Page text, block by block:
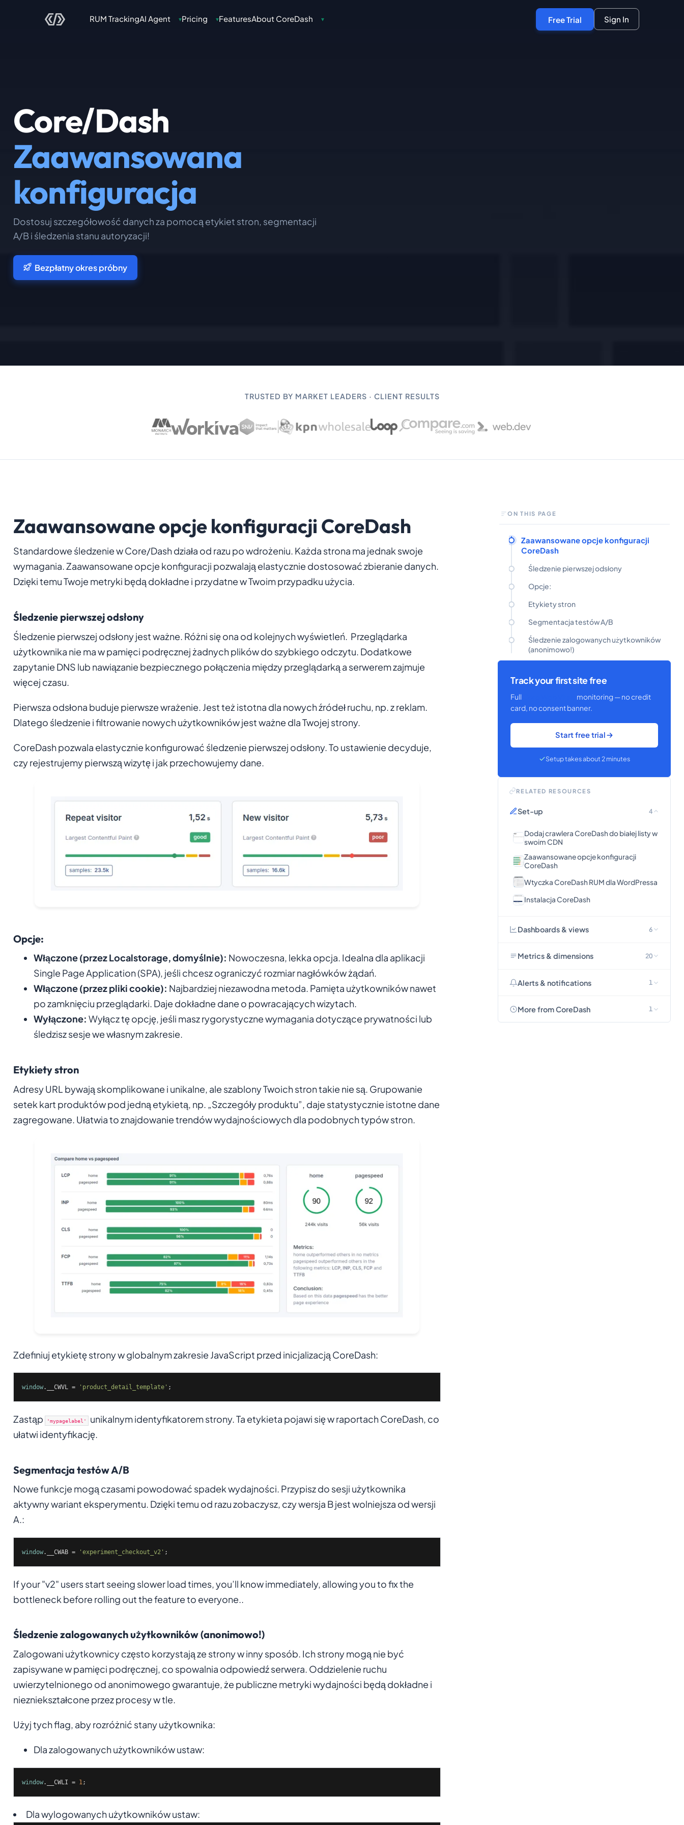
RUM TrackingAI Agent ▾Pricing ▾FeaturesAbout CoreDash ▾ Free Trial Sign In
Core/Dash
Zaawansowana
konfiguracja
Dostosuj szczegółowość danych za pomocą etykiet stron, segmentacji
A/B i śledzenia stanu autoryzacji!
Bezpłatny okres próbny
TRUSTED BY MARKET LEADERS · CLIENT RESULTS
Zaawansowane opcje konfiguracji CoreDash
Standardowe śledzenie w Core/Dash działa od razu po wdrożeniu. Każda strona ma jednak swoje
wymagania. Zaawansowane opcje konfiguracji pozwalają elastycznie dostosować zbieranie danych.
Dzięki temu Twoje metryki będą dokładne i przydatne w Twoim przypadku użycia.
Śledzenie pierwszej odsłony
Śledzenie pierwszej odsłony jest ważne. Różni się ona od kolejnych wyświetleń. Przeglądarka
użytkownika nie ma w pamięci podręcznej żadnych plików do szybkiego odczytu. Dodatkowe
zapytanie DNS lub nawiązanie bezpiecznego połączenia między przeglądarką a serwerem zajmuje
więcej czasu.
Pierwsza odsłona buduje pierwsze wrażenie. Jest też istotna dla nowych źródeł ruchu, np. z reklam.
Dlatego śledzenie i filtrowanie nowych użytkowników jest ważne dla Twojej strony.
CoreDash pozwala elastycznie konfigurować śledzenie pierwszej odsłony. To ustawienie decyduje,
czy rejestrujemy pierwszą wizytę i jak przechowujemy dane.
Opcje:
Włączone (przez Localstorage, domyślnie): Nowoczesna, lekka opcja. Idealna dla aplikacji
Single Page Application (SPA), jeśli chcesz ograniczyć rozmiar nagłówków żądań.
Włączone (przez pliki cookie): Najbardziej niezawodna metoda. Pamięta użytkowników nawet
po zamknięciu przeglądarki. Daje dokładne dane o powracających wizytach.
Wyłączone: Wyłącz tę opcję, jeśli masz rygorystyczne wymagania dotyczące prywatności lub
śledzisz sesje we własnym zakresie.
Etykiety stron
Adresy URL bywają skomplikowane i unikalne, ale szablony Twoich stron takie nie są. Grupowanie
setek kart produktów pod jedną etykietą, np. „Szczegóły produktu”, daje statystycznie istotne dane
zagregowane. Ułatwia to znajdowanie trendów wydajnościowych dla podobnych typów stron.
Zdefiniuj etykietę strony w globalnym zakresie JavaScript przed inicjalizacją CoreDash:
window.__CWVL = 'product_detail_template' ;
Zastąp 'mypagelabel' unikalnym identyfikatorem strony. Ta etykieta pojawi się w raportach CoreDash, co
ułatwi identyfikację.
Segmentacja testów A/B
Nowe funkcje mogą czasami powodować spadek wydajności. Przypisz do sesji użytkownika
aktywny wariant eksperymentu. Dzięki temu od razu zobaczysz, czy wersja B jest wolniejsza od wersji
A.:
window.__CWAB = 'experiment_checkout_v2' ;
If your "v2" users start seeing slower load times, you’ll know immediately, allowing you to fix the
bottleneck before rolling out the feature to everyone..
Śledzenie zalogowanych użytkowników (anonimowo!)
Zalogowani użytkownicy często korzystają ze strony w inny sposób. Ich strony mogą nie być
zapisywane w pamięci podręcznej, co spowalnia odpowiedź serwera. Oddzielenie ruchu
uwierzytelnionego od anonimowego gwarantuje, że publiczne metryki wydajności będą dokładne i
niezniekształcone przez procesy w tle.
Użyj tych flag, aby rozróżnić stany użytkownika:
Dla zalogowanych użytkowników ustaw:
window.__CWLI = 1 ;
Dla wylogowanych użytkowników ustaw:
ON THIS PAGE
Zaawansowane opcje konfiguracji
CoreDash
Śledzenie pierwszej odsłony
Opcje:
Etykiety stron
Segmentacja testów A/B
Śledzenie zalogowanych użytkowników
(anonimowo!)
Track your first site free
Full
monitoring — no credit
card, no consent banner.
Start free trial
Setup takes about 2 minutes
RELATED RESOURCES
Set-up 4
Dodaj crawlera CoreDash do białej listy w
swoim CDN
Zaawansowane opcje konfiguracji
CoreDash
Wtyczka CoreDash RUM dla WordPressa
Instalacja CoreDash
Dashboards & views 6
Metrics & dimensions 20
Alerts & notifications 1
More from CoreDash 1